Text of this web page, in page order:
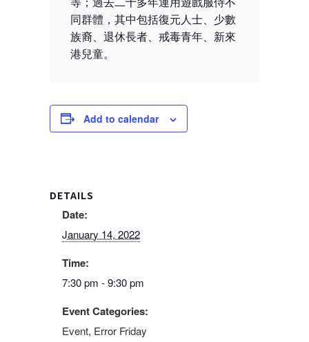
同群體，其中包括復元人士、少數
族裔、退休長者、戒毒青年、新來
港兒童。
Add to calendar
DETAILS
Date:
January 14, 2022
Time:
7:30 pm - 9:30 pm
Event Categories:
Event, Error Friday